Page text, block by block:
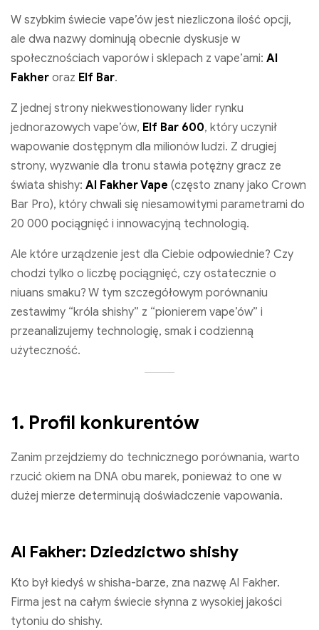
W szybkim świecie vape’ów jest niezliczona ilość opcji,
ale dwa nazwy dominują obecnie dyskusje w
społecznościach vaporów i sklepach z vape’ami: Al
Fakher oraz Elf Bar.
Z jednej strony niekwestionowany lider rynku
jednorazowych vape’ów, Elf Bar 600, który uczynił
wapowanie dostępnym dla milionów ludzi. Z drugiej
strony, wyzwanie dla tronu stawia potężny gracz ze
świata shishy: Al Fakher Vape (często znany jako Crown
Bar Pro), który chwali się niesamowitymi parametrami do
20 000 pociągnięć i innowacyjną technologią.
Ale które urządzenie jest dla Ciebie odpowiednie? Czy
chodzi tylko o liczbę pociągnięć, czy ostatecznie o
niuans smaku? W tym szczegółowym porównaniu
zestawimy “króla shishy” z “pionierem vape’ów” i
przeanalizujemy technologię, smak i codzienną
użyteczność.
1. Profil konkurentów
Zanim przejdziemy do technicznego porównania, warto
rzucić okiem na DNA obu marek, ponieważ to one w
dużej mierze determinują doświadczenie vapowania.
Al Fakher: Dziedzictwo shishy
Kto był kiedyś w shisha-barze, zna nazwę Al Fakher.
Firma jest na całym świecie słynna z wysokiej jakości
tytoniu do shishy.